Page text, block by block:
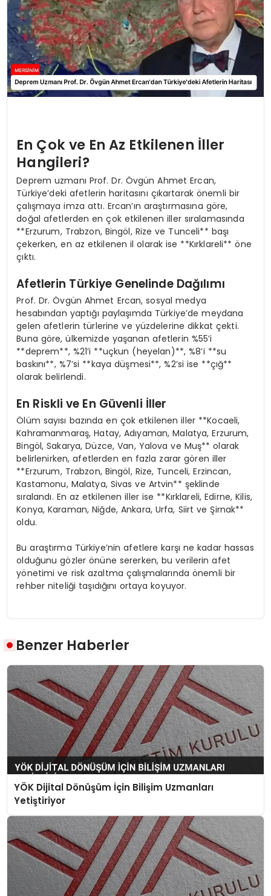
En Çok ve En Az Etkilenen İller
Hangileri?
Deprem uzmanı Prof. Dr. Övgün Ahmet Ercan,
Türkiye’deki afetlerin haritasını çıkartarak önemli bir
çalışmaya imza attı. Ercan’ın araştırmasına göre,
doğal afetlerden en çok etkilenen iller sıralamasında
**Erzurum, Trabzon, Bingöl, Rize ve Tunceli** başı
çekerken, en az etkilenen il olarak ise **Kırklareli** öne
çıktı.
Afetlerin Türkiye Genelinde Dağılımı
Prof. Dr. Övgün Ahmet Ercan, sosyal medya
hesabından yaptığı paylaşımda Türkiye’de meydana
gelen afetlerin türlerine ve yüzdelerine dikkat çekti.
Buna göre, ülkemizde yaşanan afetlerin %55’i
**deprem**, %21’i **uçkun (heyelan)**, %8’i **su
baskını**, %7’si **kaya düşmesi**, %2’si ise **çığ**
olarak belirlendi.
En Riskli ve En Güvenli İller
Ölüm sayısı bazında en çok etkilenen iller **Kocaeli,
Kahramanmaraş, Hatay, Adıyaman, Malatya, Erzurum,
Bingöl, Sakarya, Düzce, Van, Yalova ve Muş** olarak
belirlenirken, afetlerden en fazla zarar gören iller
**Erzurum, Trabzon, Bingöl, Rize, Tunceli, Erzincan,
Kastamonu, Malatya, Sivas ve Artvin** şeklinde
sıralandı. En az etkilenen iller ise **Kırklareli, Edirne, Kilis,
Konya, Karaman, Niğde, Ankara, Urfa, Siirt ve Şirnak**
oldu.
Bu araştırma Türkiye’nin afetlere karşı ne kadar hassas
olduğunu gözler önüne sererken, bu verilerin afet
yönetimi ve risk azaltma çalışmalarında önemli bir
rehber niteliği taşıdığını ortaya koyuyor.
Benzer Haberler
YÖK Dijital Dönüşüm İçin Bilişim Uzmanları
Yetiştiriyor